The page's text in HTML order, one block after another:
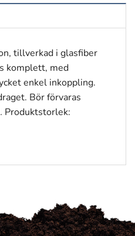
tillverkad i glasfiber
komplett, med
enkel inkoppling.
Bör förvaras